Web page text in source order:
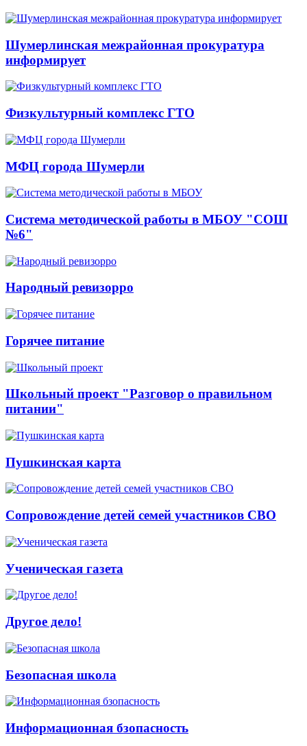
Шумерлинская межрайонная прокуратура
информирует
Физкультурный комплекс ГТО
МФЦ города Шумерли
Система методической работы в МБОУ "СОШ
№6"
Народный ревизорро
Горячее питание
Школьный проект "Разговор о правильном
питании"
Пушкинская карта
Сопровождение детей семей участников СВО
Ученическая газета
Другое дело!
Безопасная школа
Информационная бзопасность